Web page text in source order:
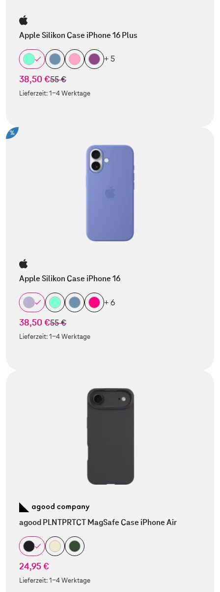
Apple Silikon Case iPhone 16 Plus
+ 5
38,50 €statt
55 €
Lieferzeit:1-4 Werktage
%
Apple Silikon Case iPhone 16
+ 6
38,50 €statt
55 €
Lieferzeit:1-4 Werktage
agood PLNTPRTCT MagSafe Case iPhone Air
24,95 €
Lieferzeit:1-4 Werktage